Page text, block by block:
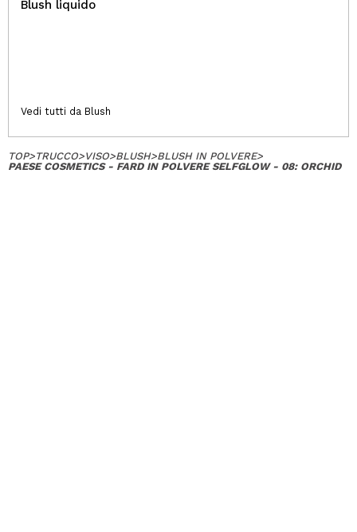
Blush liquido
Vedi tutti da Blush
TOP>TRUCCO>VISO>BLUSH>BLUSH IN POLVERE>
PAESE COSMETICS - FARD IN POLVERE SELFGLOW - 08: ORCHID